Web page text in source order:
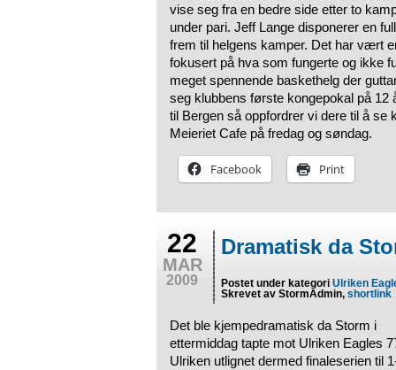
vise seg fra en bedre side etter to
under pari. Jeff Lange disponerer en
frem til helgens kamper. Det har vært
fokusert på hva som fungerte og ikke
meget spennende baskethelg der
seg klubbens første kongepokal på 12
til Bergen så oppfordrer vi dere til å se
Meieriet Cafe på fredag og søndag.
Facebook Print
22
MAR
2009
Dramatisk da
Postet under kategoriUlriken
Skrevet av StormAdmin,shortlink
Det ble kjempedramatisk da Storm i
ettermiddag tapte mot Ulriken Eagles
Ulriken utlignet dermed finaleserien til